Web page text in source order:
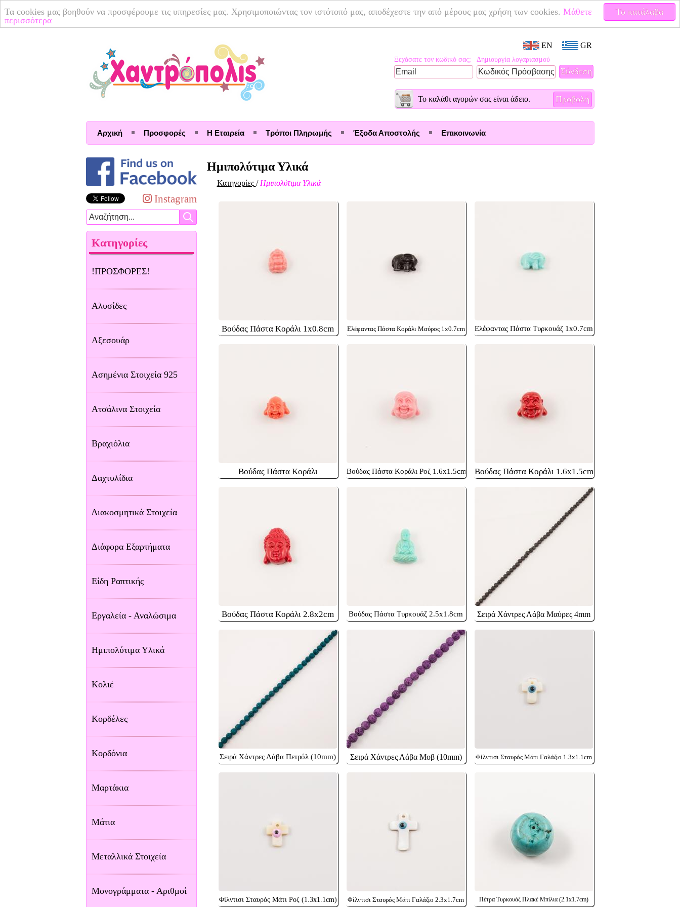
Το κατάλαβα
Τα cookies μας βοηθούν να προσφέρουμε τις υπηρεσίες μας. Χρησιμοποιώντας τον ιστότοπό μας, αποδέχεστε την από μέρους μας χρήση των cookies. Μάθετε
περισσότερα
EN GR
Ξεχάσατε τον κωδικό σας; Δημιουργία λογαριασμού
Το καλάθι αγορών σας είναι άδειο. Προβολή
Αρχική Προσφορές Η Εταιρεία Τρόποι Πληρωμής Έξοδα Αποστολής Επικοινωνία
Instagram
Κατηγορίες
!ΠΡΟΣΦΟΡΕΣ!
Αλυσίδες
Αξεσουάρ
Ασημένια Στοιχεία 925
Ατσάλινα Στοιχεία
Βραχιόλια
Δαχτυλίδια
Διακοσμητικά Στοιχεία
Διάφορα Εξαρτήματα
Είδη Ραπτικής
Εργαλεία - Αναλώσιμα
Ημιπολύτιμα Υλικά
Κολιέ
Κορδέλες
Κορδόνια
Μαρτάκια
Μάτια
Μεταλλικά Στοιχεία
Μονογράμματα - Αριθμοί
Ημιπολύτιμα Υλικά
Κατηγορίες / Ημιπολύτιμα Υλικά
Βούδας Πάστα Κοράλι 1x0.8cm Ελέφαντας Πάστα Κοράλι Μαύρος 1x0.7cm Ελέφαντας Πάστα Τυρκουάζ 1x0.7cm
Βούδας Πάστα Κοράλι Βούδας Πάστα Κοράλι Ροζ 1.6x1.5cm Βούδας Πάστα Κοράλι 1.6x1.5cm
Βούδας Πάστα Κοράλι 2.8x2cm Βούδας Πάστα Τυρκουάζ 2.5x1.8cm Σειρά Χάντρες Λάβα Μαύρες 4mm
Σειρά Χάντρες Λάβα Πετρόλ (10mm) Σειρά Χάντρες Λάβα Μοβ (10mm) Φίλντισι Σταυρός Μάτι Γαλάζιο 1.3x1.1cm
Φίλντισι Σταυρός Μάτι Ροζ (1.3x1.1cm) Φίλντισι Σταυρός Μάτι Γαλάζιο 2.3x1.7cm Πέτρα Τυρκουάζ Πλακέ Μπίλια (2.1x1.7cm)